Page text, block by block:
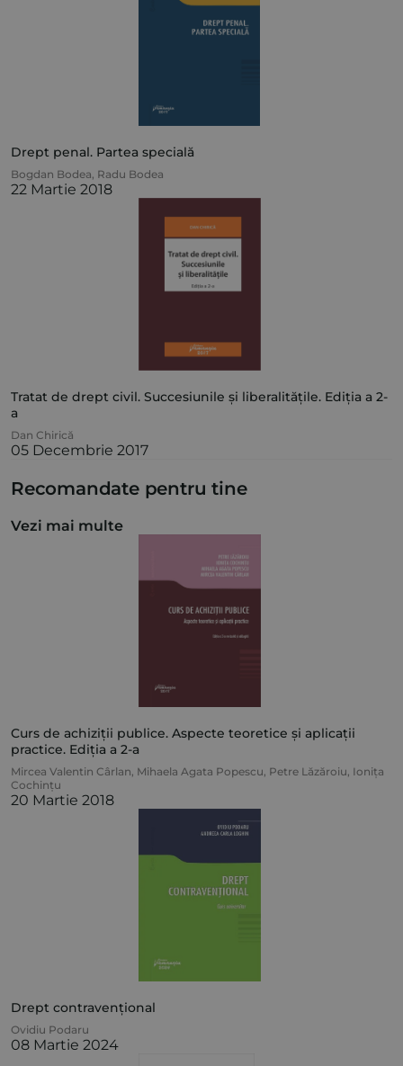
Drept penal. Partea specială
Bogdan Bodea, Radu Bodea
22 Martie 2018
Tratat de drept civil. Succesiunile și liberalitățile. Ediția a 2-
a
Dan Chirică
05 Decembrie 2017
Recomandate pentru tine
Vezi mai multe
Curs de achiziții publice. Aspecte teoretice și aplicații
practice. Ediția a 2-a
Mircea Valentin Cârlan, Mihaela Agata Popescu, Petre Lăzăroiu, Ionița
Cochințu
20 Martie 2018
Drept contravențional
Ovidiu Podaru
08 Martie 2024